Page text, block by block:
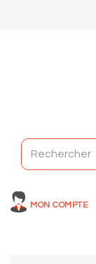
MON COMPTE